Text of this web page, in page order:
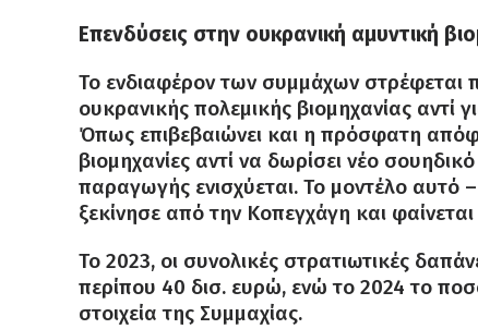
Επενδύσεις στην ουκρανική αμυντική
Το ενδιαφέρον των συμμάχων στρέφεται
ουκρανικής πολεμικής βιομηχανίας
Όπως επιβεβαιώνει και η πρόσφατη
βιομηχανίες αντί να δωρίσει νέο
παραγωγής ενισχύεται. Το μοντέλο αυτό
ξεκίνησε από την Κοπεγχάγη και
Το 2023, οι συνολικές στρατιωτικές
περίπου 40 δισ. ευρώ, ενώ το 2024 το
στοιχεία της Συμμαχίας.